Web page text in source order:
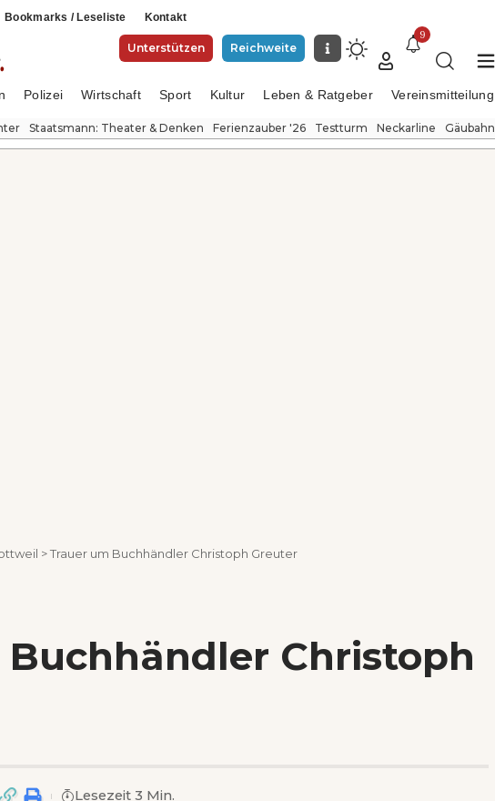
Bookmarks / Leseliste Kontakt
Unterstützen Reichweite
9
Polizei Wirtschaft Sport Kultur Leben & Ratgeber Vereinsmitteilung
Staatsmann: Theater & Denken Ferienzauber '26 Testturm Neckarline Gäubahn
>Trauer um Buchhändler Christoph Greuter
Christoph
Lesezeit 3 Min.